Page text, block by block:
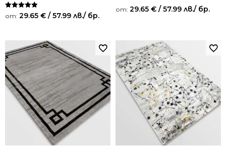
Оценено на
5.00
от: 29.65 € / 57.99 лв./ бр.
от: 29.65 € / 57.99 лв./ бр.